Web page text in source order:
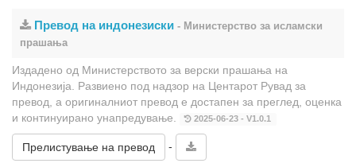
Превод на индонезиски - Министерство за исламски
прашања
Издадено од Министерството за верски прашања на
Индонезија. Развиено под надзор на Центарот Рувад за
превод, а оригиналниот превод е достапен за преглед, оценка
и континуирано унапредување.
2025-06-23 - V1.0.1
Прелистување на превод -